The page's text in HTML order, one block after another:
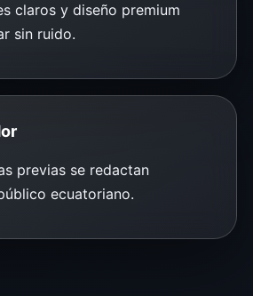
claros y diseño premium
sin ruido.
previas se redactan
ecuatoriano.